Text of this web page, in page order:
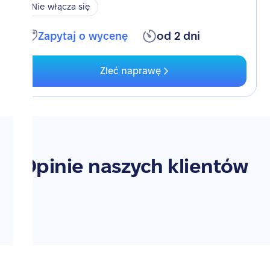
Nie włącza się
Zapytaj o wycenę od 2 dni
Zleć naprawę
Opinie naszych klientów